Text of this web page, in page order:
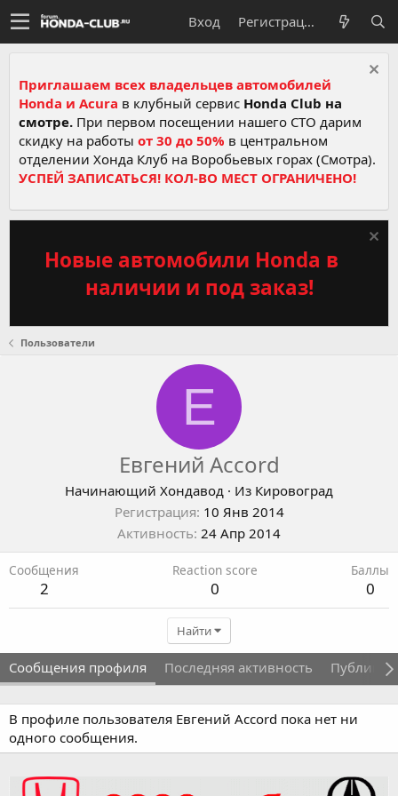
Вход Регистрация
Приглашаем всех владельцев автомобилей
Honda и Acura в клубный сервис Honda Club на
смотре. При первом посещении нашего СТО дарим
скидку на работы от 30 до 50% в центральном
отделении Хонда Клуб на Воробьевых горах (Смотра).
УСПЕЙ ЗАПИСАТЬСЯ! КОЛ-ВО МЕСТ ОГРАНИЧЕНО!
Новые автомобили Honda в
наличии и под заказ!
Пользователи
Е
Евгений Accord
Начинающий Хондавод · Из Кировоград
Регистрация 10 Янв 2014
Активность 24 Апр 2014
Сообщения
2
Reaction score
0
Баллы
0
Найти
Сообщения профиля Последняя активность
В профиле пользователя Евгений Accord пока нет ни
одного сообщения.